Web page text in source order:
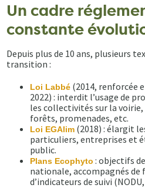
Un cadre
constante
Depuis plus de 10 ans, plusieurs
transition :
Loi Labbé (2014, renforcée
2022) : interdit l’usage de
les collectivités sur la voirie,
forêts, promenades, etc.
Loi EGAlim (2018) : élargit
particuliers, entreprises et
public.
Plans Ecophyto : objectifs
nationale, accompagnés
d’indicateurs de suivi